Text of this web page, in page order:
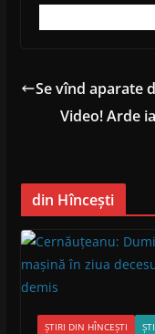
Se vînd aparate
Video! Arde
din Hîncești
ȘTIRI DIN HÎNCEȘTI